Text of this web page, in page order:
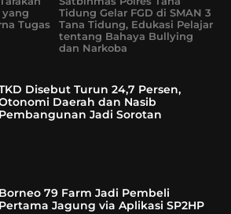
yang
Tugas
Tidung Gelar FGD di SMAN 3
Tana Tidung, Edukasi Pelajar
tentang Bahaya Bullying
dan Narkoba
Disebut Turun 24,7 Persen,
Daerah dan Nasib
Pembangunan Jadi Sorotan
Borneo 79 Farm Jadi Pembeli
Pertama Jagung via Aplikasi SP2HP